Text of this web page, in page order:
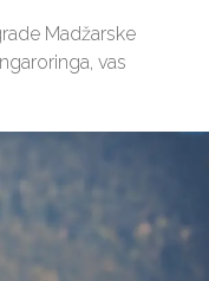
Madžarske
vas